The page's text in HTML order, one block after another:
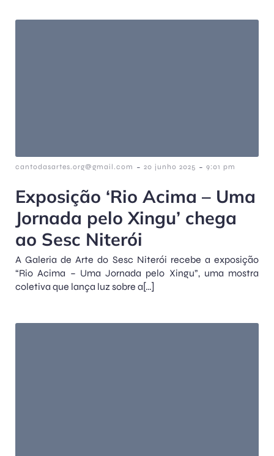
cantodasartes.org@gmail.com - 20 junho 2025 - 9:01 pm
Exposição ‘Rio Acima – Uma
Jornada pelo Xingu’ chega
ao Sesc Niterói
A Galeria de Arte do Sesc Niterói recebe a exposição
“Rio Acima – Uma Jornada pelo Xingu”, uma mostra
coletiva que lança luz sobre a[…]